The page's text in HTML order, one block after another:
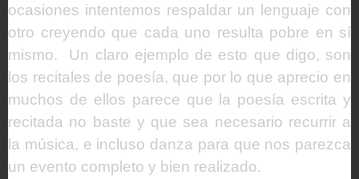
ocasiones intentemos respaldar un lenguaje con
otro creyendo que cada uno resulta pobre en sí
mismo.
Un claro ejemplo de esto que digo, son
los recitales de poesía, que por lo que aprecio en
muchos de ellos parece que la poesía escrita y
recitada no baste y que sea necesario recurrir a
la música, e incluso danza para que nos parezca
un evento completo y bien realizado.